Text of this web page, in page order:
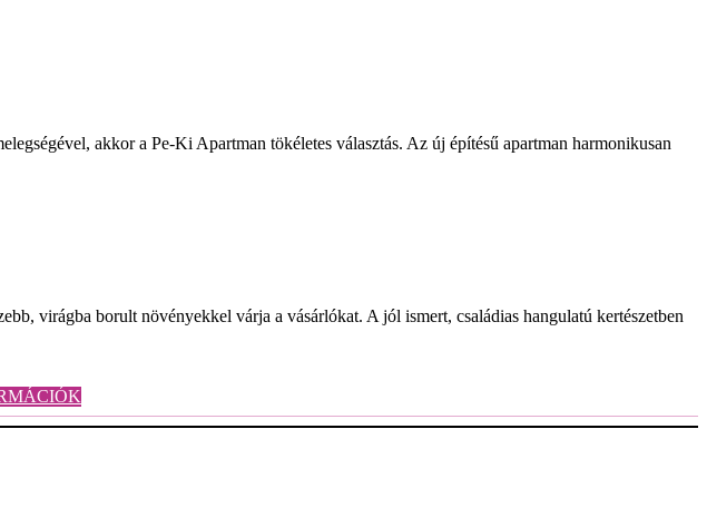
akkor a Pe-Ki Apartman tökéletes választás. Az új építésű apartman harmonikusan
virágba borult növényekkel várja a vásárlókat. A jól ismert, családias hangulatú kertészetben